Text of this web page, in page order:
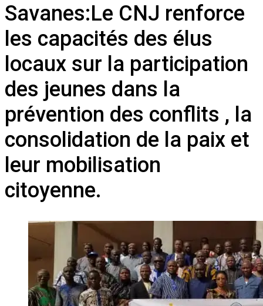
Savanes:Le CNJ renforce
les capacités des élus
locaux sur la participation
des jeunes dans la
prévention des conflits , la
consolidation de la paix et
leur mobilisation
citoyenne.